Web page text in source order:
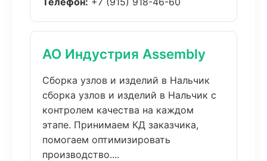
АО Индустрия Assembly
Сборка узлов и изделий в Нальчик
сборка узлов и изделий в Нальчик с
контролем качества на каждом
этапе. Принимаем КД заказчика,
помогаем оптимизировать
производство....